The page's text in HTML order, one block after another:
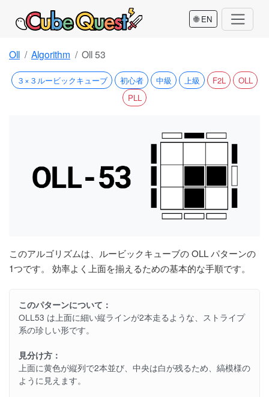
🌐 EN
Oll Algorithm Oll 53
３×３ルービックキューブ 初心者 中級 上級 F2L
OLL
PLL
このアルゴリズムは、ルービックキューブの OLL パターンの
1つです。 効率よく上面を揃えるための基本的な手順です。
このパターンについて：
OLL53 は上面に細い縦ラインが2本走るような、ストライプ
系の珍しい形です。
見分け方：
上面に黄色が縦列で2本並び、中央は白が残るため、縞模様の
ように見えます。